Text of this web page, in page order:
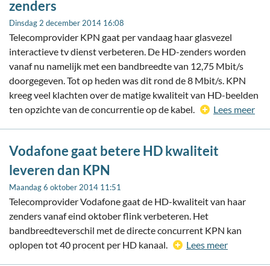
zenders
Dinsdag 2 december 2014 16:08
Telecomprovider KPN gaat per vandaag haar glasvezel
interactieve tv dienst verbeteren. De HD-zenders worden
vanaf nu namelijk met een bandbreedte van 12,75 Mbit/s
doorgegeven. Tot op heden was dit rond de 8 Mbit/s. KPN
kreeg veel klachten over de matige kwaliteit van HD-beelden
ten opzichte van de concurrentie op de kabel.
Lees meer
Vodafone gaat betere HD kwaliteit
leveren dan KPN
Maandag 6 oktober 2014 11:51
Telecomprovider Vodafone gaat de HD-kwaliteit van haar
zenders vanaf eind oktober flink verbeteren. Het
bandbreedteverschil met de directe concurrent KPN kan
oplopen tot 40 procent per HD kanaal.
Lees meer